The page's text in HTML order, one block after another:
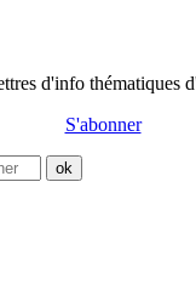
d'info thématiques
S'abonner
ok